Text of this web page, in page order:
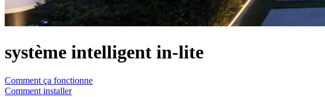
système intelligent in-lite
Comment ça fonctionne
Comment installer